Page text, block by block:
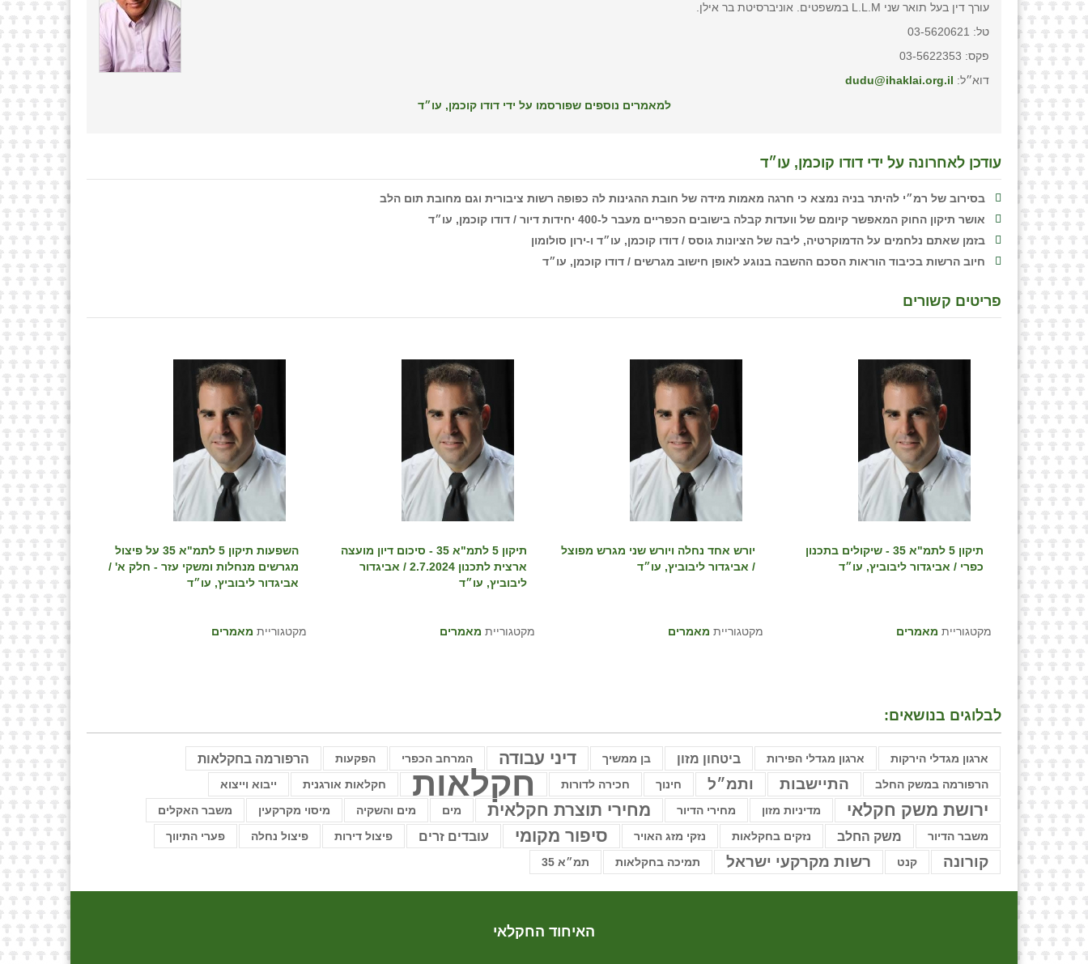
עורך דין בעל תואר שני L.L.M במשפטים. אוניברסיטת בר אילן.
טל: 03-5620621
פקס: 03-5622353
דוא״ל: dudu@ihaklai.org.il
למאמרים נוספים שפורסמו על ידי דודו קוכמן, עו״ד
עודכן לאחרונה על ידי דודו קוכמן, עו״ד
בסירוב של רמ״י להיתר בניה נמצא כי חרגה מאמות מידה של חובת ההגינות לה כפופה רשות ציבורית וגם מחובת תום הלב
אושר תיקון החוק המאפשר קיומם של וועדות קבלה בישובים הכפריים מעבר ל-400 יחידות דיור / דודו קוכמן, עו״ד
בזמן שאתם נלחמים על הדמוקרטיה, ליבה של הציונות גוסס / דודו קוכמן, עו״ד ו-ירון סולומון
חיוב הרשות בכיבוד הוראות הסכם ההשבה בנוגע לאופן חישוב מגרשים / דודו קוכמן, עו״ד
פריטים קשורים
השפעות תיקון 5 לתמ"א 35 על פיצול
מגרשים מנחלות ומשקי עזר - חלק א' /
אביגדור ליבוביץ, עו״ד
מקטגוריית מאמרים
תיקון 5 לתמ"א 35 - סיכום דיון מועצה
ארצית לתכנון 2.7.2024 / אביגדור
ליבוביץ, עו״ד
מקטגוריית מאמרים
יורש אחד נחלה ויורש שני מגרש מפוצל
/ אביגדור ליבוביץ, עו״ד
מקטגוריית מאמרים
תיקון 5 לתמ"א 35 - שיקולים בתכנון
כפרי / אביגדור ליבוביץ, עו״ד
מקטגוריית מאמרים
לבלוגים בנושאים:
ארגון מגדלי הירקות ארגון מגדלי הפירות ביטחון מזון בן ממשיך דיני עבודה המרחב הכפרי הפקעות הרפורמה בחקלאות
הרפורמה במשק החלב התיישבות ותמ״ל חינוך חכירה לדורות חקלאות חקלאות אורגנית ייבוא וייצוא
ירושת משק חקלאי מדיניות מזון מחירי הדיור מחירי תוצרת חקלאית מים מים והשקיה מיסוי מקרקעין
משבר האקלים
משבר הדיור
משק החלב נזקים בחקלאות נזקי מזג האויר סיפור מקומי עובדים זרים פיצול דירות פיצול נחלה פערי התיווך
קורונה קנט רשות מקרקעי ישראל תמיכה בחקלאות תמ״א 35
האיחוד החקלאי